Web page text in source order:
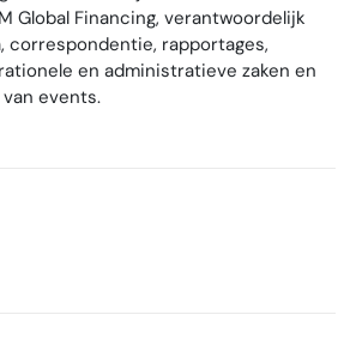
Global Financing, verantwoordelijk
correspondentie, rapportages,
en administratieve zaken en
events.